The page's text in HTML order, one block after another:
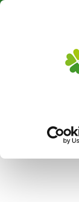
Pflanzen